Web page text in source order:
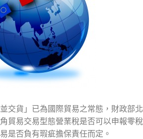
交貨」已為國際貿易之常態，財政部北
貿易交易型態營業稅是否可以申報零稅
是否負有瑕疵擔保責任而定。